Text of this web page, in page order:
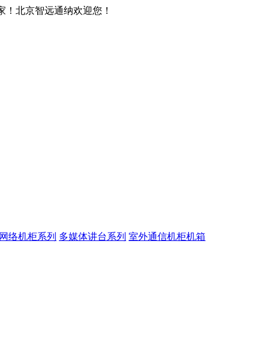
！北京智远通纳欢迎您！
网络机柜系列 多媒体讲台系列 室外通信机柜机箱